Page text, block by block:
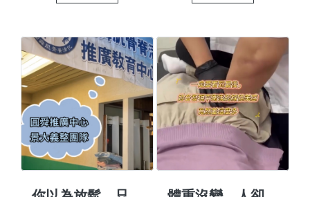
#圓舜整復 #台南整復
#脊椎保健 #結構重塑
#體態調理 #痠痛舒緩
#筋膜放鬆 #啟動身體
自癒能力
培訓與帶領 👨‍🏫不只
是學技術，更重視評估
觀念、調理細節與身體
安全 ⚖️我們相信，好的
調理不只是力道，而是
看懂身體真正的問題
🔍每位老師風格不同，
但核心一致——用心評
估、精準調理 ✋從軀幹
到四肢、從緊繃到放鬆
時候，只是身體需要被
好好對待~🤲❌ 整復不
是用力推拿✅ 是依照每
個人的狀況，給最合適
的手法 溫和、無負
擔，幾次後步伐就不一
樣了~💪✨👉 為他預約
一次吧。📩 私訊我
們，讓爸媽再走得遠一
點。❤️#圓舜整復 #我